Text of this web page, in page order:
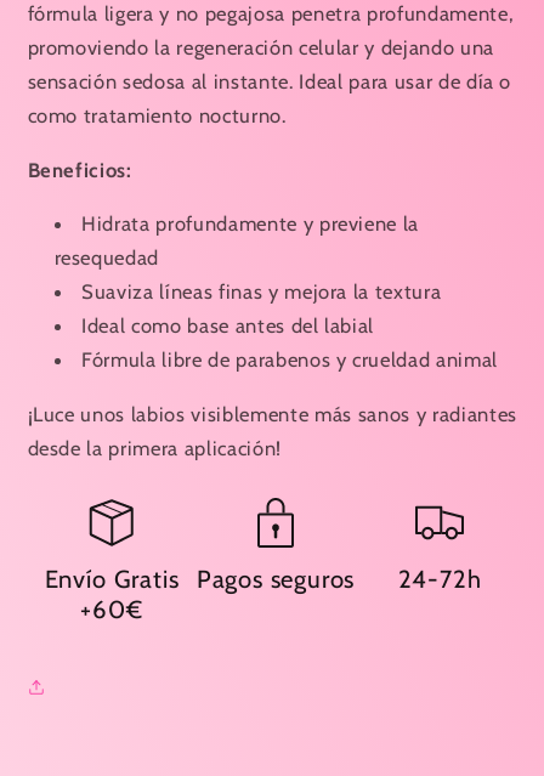
fórmula ligera y no pegajosa penetra profundamente,
promoviendo la regeneración celular y dejando una
sensación sedosa al instante. Ideal para usar de día o
como tratamiento nocturno.
Beneficios:
Hidrata profundamente y previene la
resequedad
Suaviza líneas finas y mejora la textura
Ideal como base antes del labial
Fórmula libre de parabenos y crueldad animal
¡Luce unos labios visiblemente más sanos y radiantes
desde la primera aplicación!
Envío Gratis
+60€
Pagos seguros 24-72h